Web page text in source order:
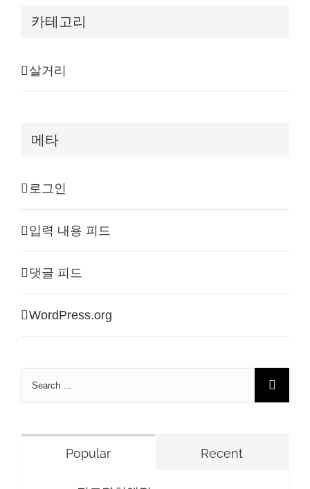
카테고리
살거리
메타
로그인
입력 내용 피드
댓글 피드
WordPress.org
Search
Popular Recent